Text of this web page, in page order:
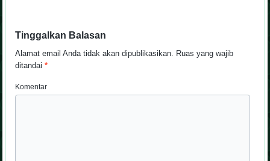
Tinggalkan Balasan
Alamat email Anda tidak akan dipublikasikan.
Ruas yang wajib
ditandai*
Komentar